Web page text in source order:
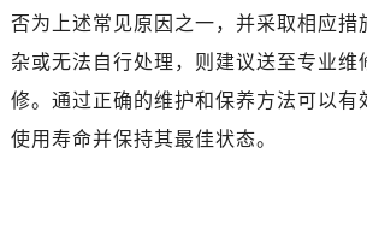
否为上述常见原因之一，并采取相应措
杂或无法自行处理，则建议送至专业维
修。通过正确的维护和保养方法可以有
使用寿命并保持其最佳状态。